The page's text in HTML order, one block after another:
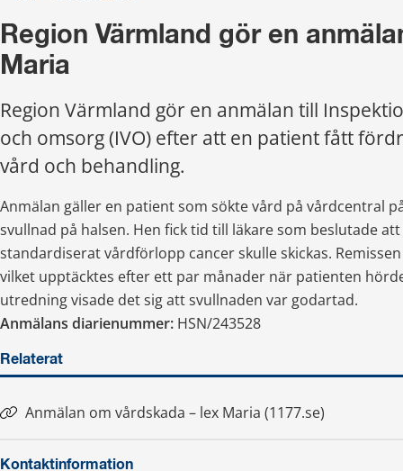
Region Värmland gör en
Maria
Region Värmland gör en anmälan till
och omsorg (IVO) efter att en patient fått
vård och behandling.
Anmälan gäller en patient som sökte vård på vårdcentral
svullnad på halsen. Hen fick tid till läkare som beslutade
standardiserat vårdförlopp cancer skulle skickas.
vilket upptäcktes efter ett par månader när patienten
utredning visade det sig att svullnaden var godartad.
Anmälans diarienummer: HSN/243528
Relaterat
Anmälan om vårdskada – lex Maria (1177.se)
Länk till annan webbplats.
Kontaktinformation